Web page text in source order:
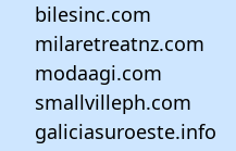
bilesinc.com
milaretreatnz.com
modaagi.com
smallvilleph.com
galiciasuroeste.info